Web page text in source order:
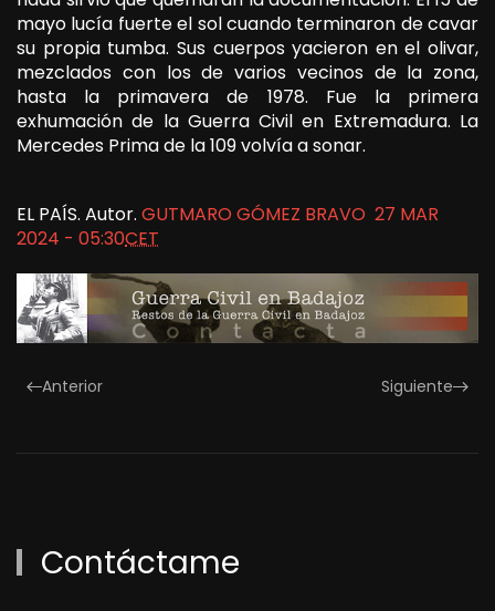
mayo lucía fuerte el sol cuando terminaron de cavar
su propia tumba. Sus cuerpos yacieron en el olivar,
mezclados con los de varios vecinos de la zona,
hasta la primavera de 1978. Fue la primera
exhumación de la Guerra Civil en Extremadura. La
Mercedes Prima de la 109 volvía a sonar.
EL PAÍS. Autor. GUTMARO GÓMEZ BRAVO 27 MAR
2024 - 05:30CET
Anterior Siguiente
Contáctame